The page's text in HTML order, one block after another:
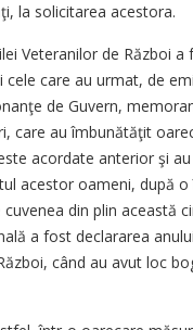
la solicitarea acestora.
Veteranilor de Război a
cele care au urmat, de
de Guvern,
care au îmbunătăţit
acordate anterior şi
acestor oameni, după o
din plin această
a fost declararea
când au avut loc